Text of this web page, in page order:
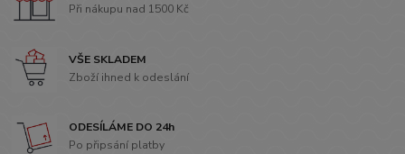
Při nákupu nad 1500 Kč
VŠE SKLADEM
Zboží ihned k odeslání
ODESÍLÁME DO 24h
Po připsání platby